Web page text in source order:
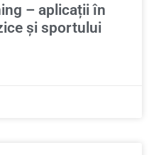
– aplicații în
și sportului